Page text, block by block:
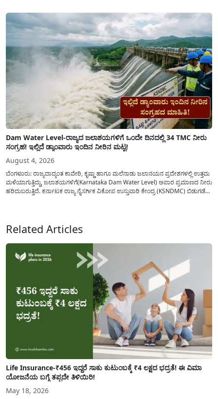
ಜಾರಿಗೆ...
Dam Water Level-ರಾಜ್ಯದ ಜಲಾಶಯಗಳಿಗೆ ಒಂದೇ ದಿನದಲ್ಲಿ 34 TMC ನೀರು
ಸಂಗ್ರಹ! ಇಲ್ಲಿದೆ ಡ್ಯಾಂವಾರು ಇಂದಿನ ನೀರಿನ ಮಟ್ಟ!
August 4, 2026
ಬೆಂಗಳೂರು: ರಾಜ್ಯದಾದ್ಯಂತ ಕಾವೇರಿ, ಕೃಷ್ಣಾ ಹಾಗೂ ಮಲೆನಾಡು ಜಲಾನಯನ ಪ್ರದೇಶಗಳಲ್ಲಿ ಉತ್ತಮ
ಮಳೆಯಾಗುತ್ತಿದ್ದು, ಜಲಾಶಯಗಳಿಗೆ(Karnataka Dam Water Level) ಅಪಾರ ಪ್ರಮಾಣದ ನೀರು
ಹರಿದುಬರುತ್ತಿದೆ. ಕರ್ನಾಟಕ ರಾಜ್ಯ ನೈಸರ್ಗಿಕ ವಿಕೋಪ ಉಸ್ತುವಾರಿ ಕೇಂದ್ರ (KSNDMC) ಬಿಡುಗಡೆ
Related Articles
Life Insurance-₹456 ಇದ್ದರೆ ಸಾಕು ಕುಟುಂಬಕ್ಕೆ ₹4 ಲಕ್ಷದ ಭದ್ರತೆ! ಈ ವಿಮಾ
ಯೋಜನೆಯ ಬಗ್ಗೆ ತಪ್ಪದೇ ತಿಳಿಯಿರಿ!
May 18, 2026